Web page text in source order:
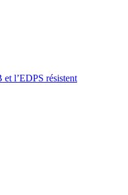
et l’EDPS résistent